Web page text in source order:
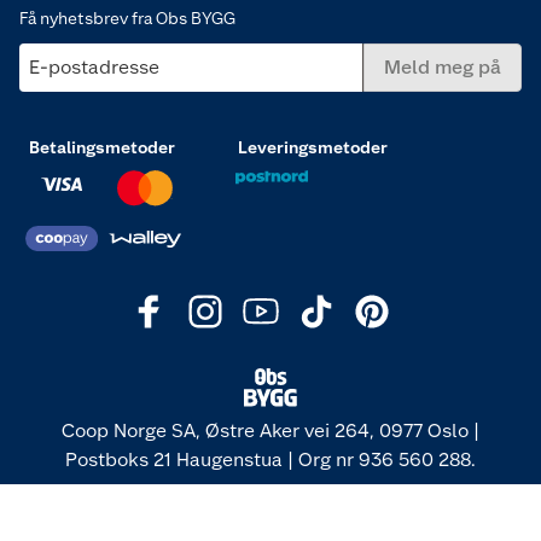
Få nyhetsbrev fra Obs BYGG
E-postadresse Meld meg på
Betalingsmetoder Leveringsmetoder
Coop Norge SA, Østre Aker vei 264, 0977 Oslo |
Postboks 21 Haugenstua | Org nr 936 560 288.